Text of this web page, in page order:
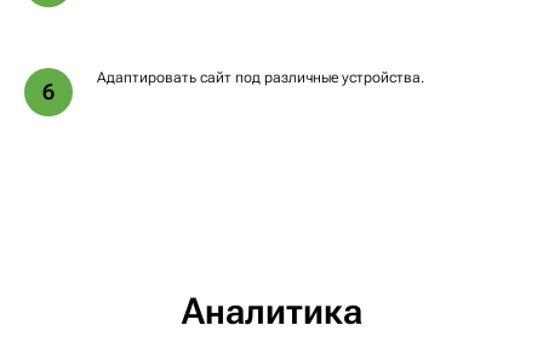
6
Адаптировать сайт под различные устройства.
Аналитика